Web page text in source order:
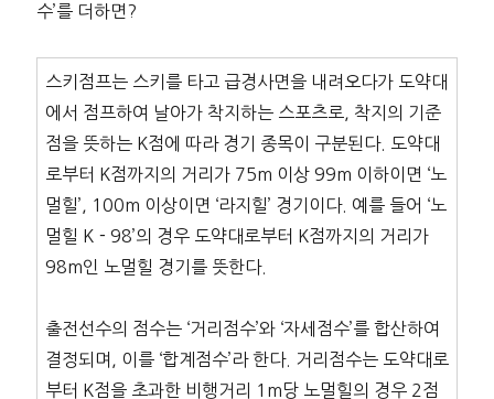
수’를 더하면?
스키점프는 스키를 타고 급경사면을 내려오다가 도약대
에서 점프하여 날아가 착지하는 스포츠로, 착지의 기준
점을 뜻하는 K점에 따라 경기 종목이 구분된다. 도약대
로부터 K점까지의 거리가 75m 이상 99m 이하이면 ‘노
멀힐’, 100m 이상이면 ‘라지힐’ 경기이다. 예를 들어 ‘노
멀힐 K－98’의 경우 도약대로부터 K점까지의 거리가
98m인 노멀힐 경기를 뜻한다.
출전선수의 점수는 ‘거리점수’와 ‘자세점수’를 합산하여
결정되며, 이를 ‘합계점수’라 한다. 거리점수는 도약대로
부터 K점을 초과한 비행거리 1m당 노멀힐의 경우 2점